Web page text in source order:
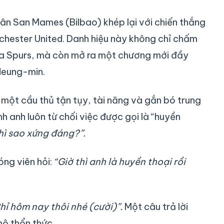
San Mames (Bilbao) khép lại với chiến thắng
United. Danh hiệu này không chỉ chấm
Spurs, mà còn mở ra một chương mới đầy
min.
cầu thủ tận tụy, tài năng và gắn bó trung
anh luôn từ chối việc được gọi là “huyền
sao xứng đáng?”.
viên hỏi: “Giờ thì anh là huyền thoại rồi
hôm nay thôi nhé (cười)”. Một câu trả lời